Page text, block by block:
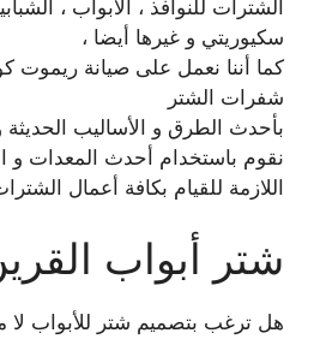
الشترات للنوافذ ، الأبواب ،
سكيوريتي و غيرها أيضا ،
كما أننا نعمل على صيانة ريموت
شفرات الشتر
بأحدث الطرق و الأساليب الحديثة
نقوم باستخدام أحدث المعدات و
اللازمة للقيام بكافة أعمال
شتر أبواب
هل ترغب بتصميم شتر للأبواب